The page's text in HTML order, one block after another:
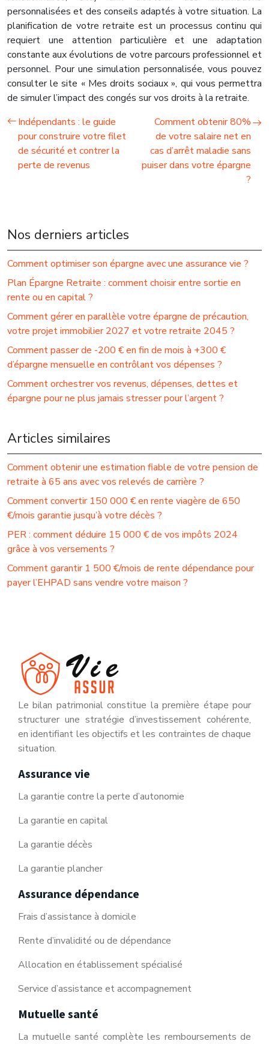
personnalisées et des conseils adaptés à votre situation. La
planification de votre retraite est un processus continu qui
requiert une attention particulière et une adaptation
constante aux évolutions de votre parcours professionnel et
personnel. Pour une simulation personnalisée, vous pouvez
consulter le site « Mes droits sociaux », qui vous permettra
de simuler l’impact des congés sur vos droits à la retraite.
Indépendants : le guide
pour construire votre filet
de sécurité et contrer la
perte de revenus
Comment obtenir 80%
de votre salaire net en
cas d’arrêt maladie sans
puiser dans votre épargne
?
Nos derniers articles
Comment optimiser son épargne avec une assurance vie ?
Plan Épargne Retraite : comment choisir entre sortie en
rente ou en capital ?
Comment gérer en parallèle votre épargne de précaution,
votre projet immobilier 2027 et votre retraite 2045 ?
Comment passer de -200 € en fin de mois à +300 €
d’épargne mensuelle en contrôlant vos dépenses ?
Comment orchestrer vos revenus, dépenses, dettes et
épargne pour ne plus jamais stresser pour l’argent ?
Articles similaires
Comment obtenir une estimation fiable de votre pension de
retraite à 65 ans avec vos relevés de carrière ?
Comment convertir 150 000 € en rente viagère de 650
€/mois garantie jusqu’à votre décès ?
PER : comment déduire 15 000 € de vos impôts 2024
grâce à vos versements ?
Comment garantir 1 500 €/mois de rente dépendance pour
payer l’EHPAD sans vendre votre maison ?
Le bilan patrimonial constitue la première étape pour
structurer une stratégie d’investissement cohérente,
en identifiant les objectifs et les contraintes de chaque
situation.
Assurance vie
La garantie contre la perte d’autonomie
La garantie en capital
La garantie décès
La garantie plancher
Assurance dépendance
Frais d’assistance à domicile
Rente d’invalidité ou de dépendance
Allocation en établissement spécialisé
Service d’assistance et accompagnement
Mutuelle santé
La mutuelle santé complète les remboursements de